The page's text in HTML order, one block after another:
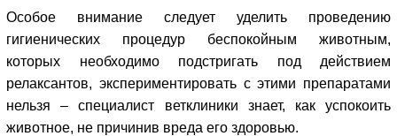
Особое внимание следует уделить проведению
гигиенических процедур беспокойным животным,
которых необходимо подстригать под действием
релаксантов, экспериментировать с этими препаратами
нельзя – специалист ветклиники знает, как успокоить
животное, не причинив вреда его здоровью.